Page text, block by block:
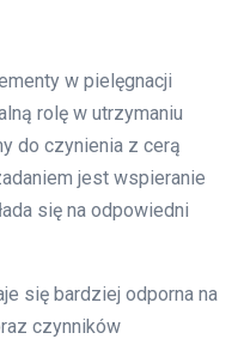
w pielęgnacji
rolę w utrzymaniu
do czynienia z cerą
jest wspieranie
się na odpowiedni
się bardziej odporna na
czynników